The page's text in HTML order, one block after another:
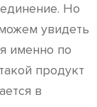
Но
увидеть
именно по
продукт
в